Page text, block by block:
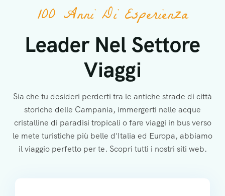
100 Anni Di Esperienza
Leader Nel Settore
Viaggi
Sia che tu desideri perderti tra le antiche strade di città
storiche delle Campania, immergerti nelle acque
cristalline di paradisi tropicali o fare viaggi in bus verso
le mete turistiche più belle d'Italia ed Europa, abbiamo
il viaggio perfetto per te. Scopri tutti i nostri siti web.